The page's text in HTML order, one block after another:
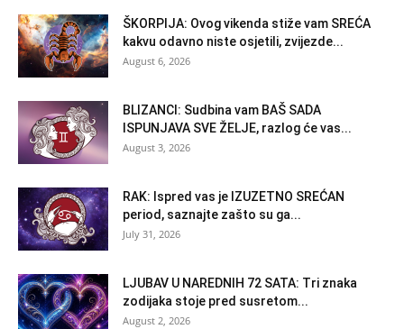
ŠKORPIJA: Ovog vikenda stiže vam SREĆA
kakvu odavno niste osjetili, zvijezde...
August 6, 2026
BLIZANCI: Sudbina vam BAŠ SADA
ISPUNJAVA SVE ŽELJE, razlog će vas...
August 3, 2026
RAK: Ispred vas je IZUZETNO SREĆAN
period, saznajte zašto su ga...
July 31, 2026
LJUBAV U NAREDNIH 72 SATA: Tri znaka
zodijaka stoje pred susretom...
August 2, 2026